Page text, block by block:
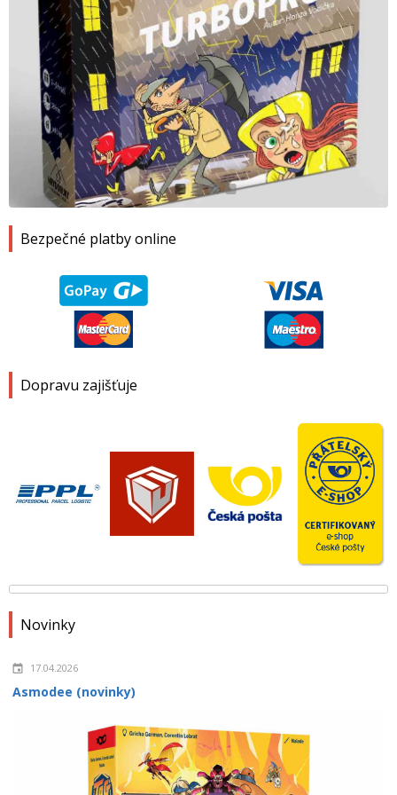
Bezpečné platby online
Dopravu zajišťuje
Novinky
17.04.2026
Asmodee (novinky)